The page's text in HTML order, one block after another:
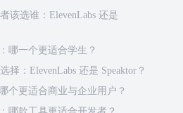
该选谁：ElevenLabs 还是
哪一个更适合学生？
择：ElevenLabs 还是 Speaktor？
个更适合商业与企业用户？